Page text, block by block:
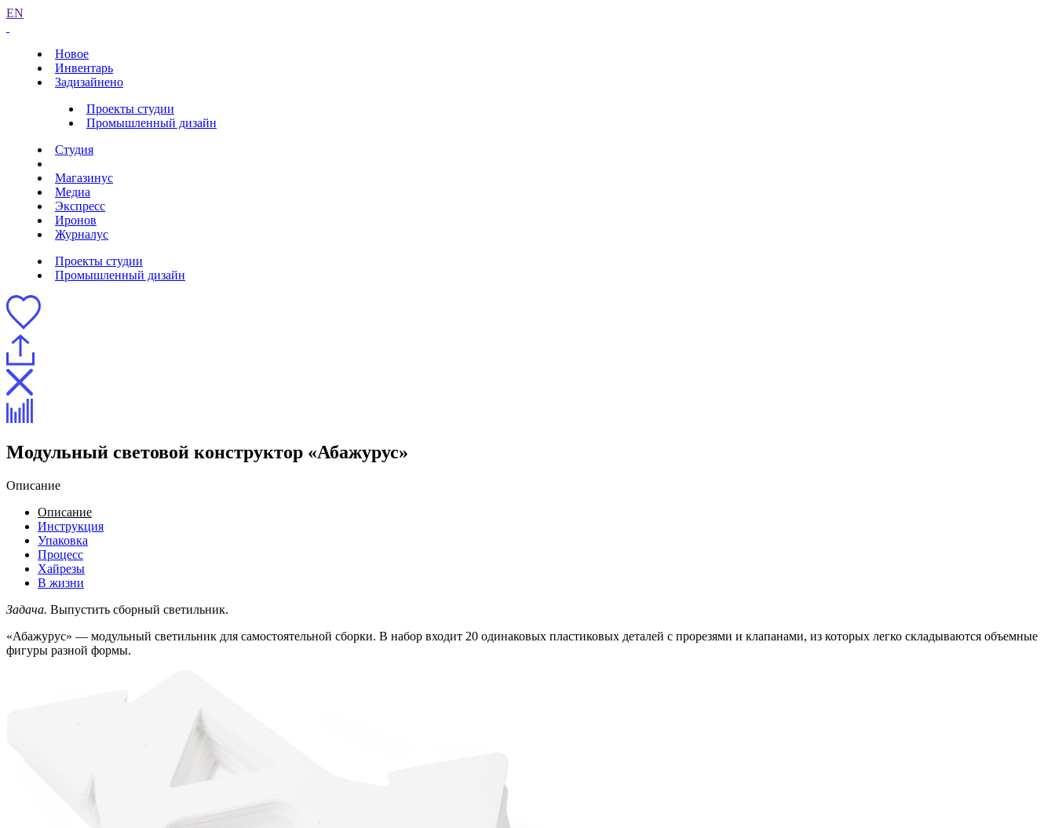
EN
Новое
Инвентарь
Задизайнено
Проекты студии
Промышленный дизайн
Студия
Магазинус
Медиа
Экспресс
Иронов
Журналус
Проекты студии
Промышленный дизайн
Модульный световой конструктор «Абажурус»
Описание
Описание
Инструкция
Упаковка
Процесс
Хайрезы
В жизни
Задача. Выпустить сборный светильник.
«Абажурус» — модульный светильник для самостоятельной сборки. В набор входит 20 одинаковых пластиковых деталей с прорезями и клапанами, из которых легко складываются объемные
фигуры разной формы.